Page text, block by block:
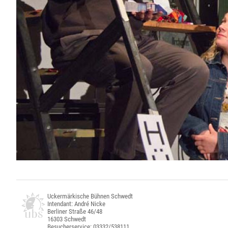
Uckermärkische Bühnen Schwedt
Intendant: André Nicke
Berliner Straße 46/48
16303 Schwedt